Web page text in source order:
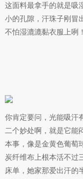
这面料最拿手的就是
小的孔隙，汗珠子刚冒
不怕湿漉漉黏衣服上咧！
你肯定要问，光能吸汗
二个妙处啊，就是它能
本事，像是金黄色葡萄
炭纤维布上根本活不过
床单，她家那爱出汗的